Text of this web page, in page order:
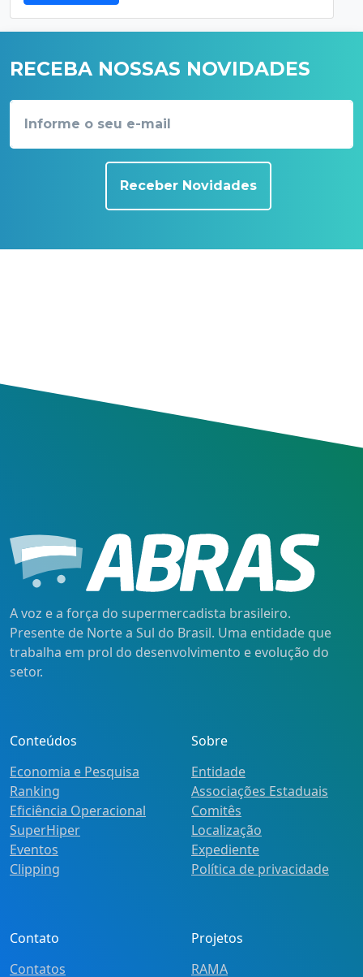
RECEBA NOSSAS NOVIDADES
Receber Novidades
A voz e a força do supermercadista brasileiro.
Presente de Norte a Sul do Brasil. Uma entidade que
trabalha em prol do desenvolvimento e evolução do
setor.
Conteúdos
Economia e Pesquisa
Ranking
Eficiência Operacional
SuperHiper
Eventos
Clipping
Sobre
Entidade
Associações Estaduais
Comitês
Localização
Expediente
Política de privacidade
Contato
Contatos
Projetos
RAMA